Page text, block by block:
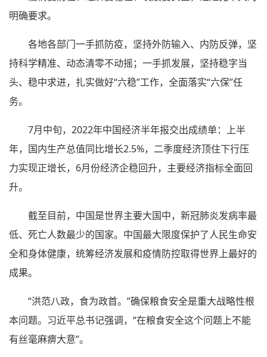
明确要求。
各地各部门一手抓防疫，坚持外防输入、内防反弹，坚
持科学精准、动态清零不动摇；一手抓发展，坚持稳字当
头、稳中求进，扎实做好“六稳”工作，全面落实“六保”任
务。
7月中旬，2022年中国经济半年报交出成绩单：上半
年，国内生产总值同比增长2.5%，二季度经济顶住下行压
力实现正增长，6月份经济企稳回升，主要经济指标全面回
升。
截至目前，中国是世界主要大国中，新冠肺炎发病率最
低、死亡人数最少的国家。中国最大限度保护了人民生命安
全和身体健康，统筹经济发展和疫情防控取得世界上最好的
成果。
“洪范八政，食为政首。”确保粮食安全是重大战略性根
本问题。习近平总书记强调，“在粮食安全这个问题上不能
有丝毫麻痹大意”。